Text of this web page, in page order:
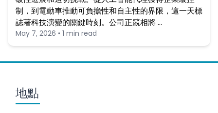
制，到電動車推動可負擔性和自主性的界限，這一天標
誌著科技演變的關鍵時刻。公司正競相將 …
May 7, 2026 • 1 min read
地點